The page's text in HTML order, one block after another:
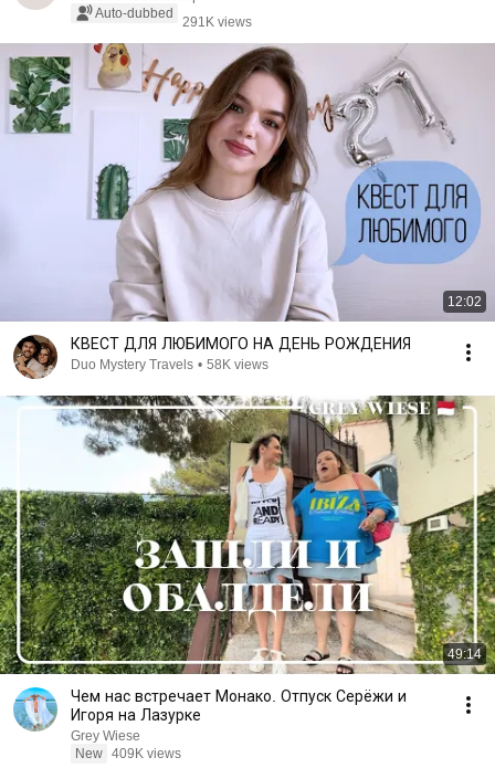
Auto-dubbed
291K views
12:02
КВЕСТ ДЛЯ ЛЮБИМОГО НА ДЕНЬ РОЖДЕНИЯ
Duo Mystery Travels • 58K views
49:14
Чем нас встречает Монако. Отпуск Серёжи и
Игоря на Лазурке
Grey Wiese
New 409K views